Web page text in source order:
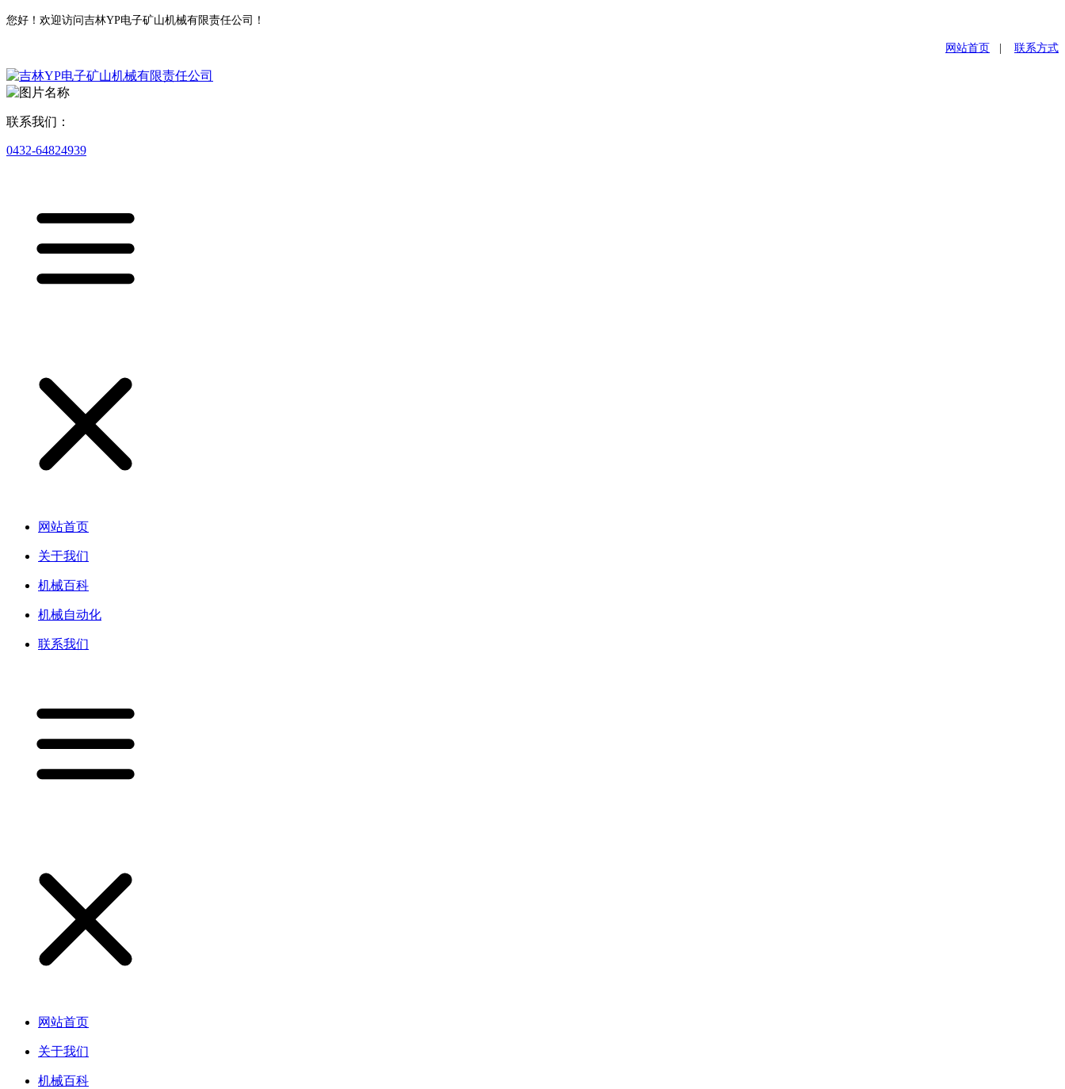
您好！欢迎访问吉林YP电子矿山机械有限责任公司！
网站首页 联系方式
联系我们：
0432-64824939
网站首页
关于我们
机械百科
机械自动化
联系我们
网站首页
关于我们
机械百科